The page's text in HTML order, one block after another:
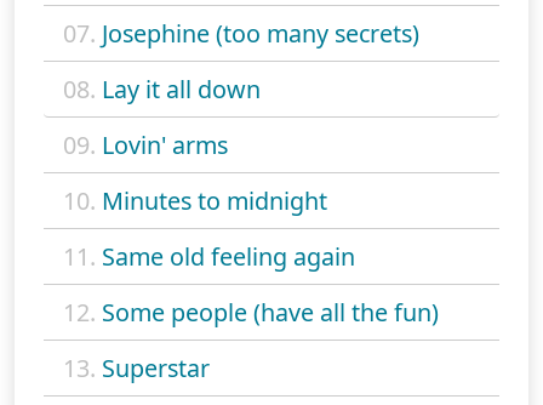
07. Josephine (too many secrets)
08. Lay it all down
09. Lovin' arms
10. Minutes to midnight
11. Same old feeling again
12. Some people (have all the fun)
13. Superstar